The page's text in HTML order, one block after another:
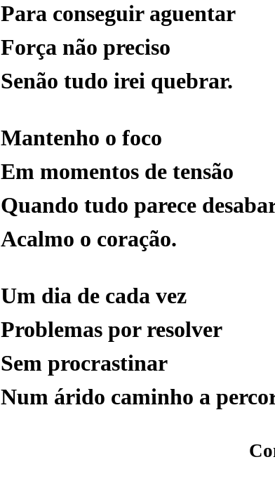
Para conseguir aguentar
Força não preciso
Senão tudo irei quebrar.
Mantenho o foco
Em momentos de tensão
Quando tudo parece
Acalmo o coração.
Um dia de cada vez
Problemas por resolver
Sem procrastinar
Num árido caminho a